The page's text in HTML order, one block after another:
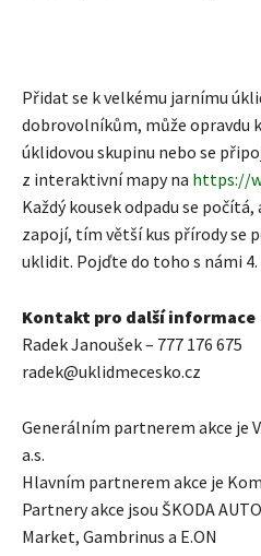
Přidat se k velkému jarnímu
dobrovolníkům, může opravdu
úklidovou skupinu nebo se
z interaktivní mapy na https://
Každý kousek odpadu se
zapojí, tím větší kus přírody se
uklidit. Pojďte do toho s námi 4.
Kontakt pro další informace
Radek Janoušek – 777 176 675
radek@uklidmecesko.cz
Generálním partnerem akce je
a.s.
Hlavním partnerem akce je
Partnery akce jsou ŠKODA
Market, Gambrinus a E.ON